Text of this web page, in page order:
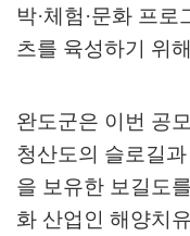
박·체험 ·문화 프로
츠를 육성하기 위
완도군은 이번 공
청산도의 슬로길
을 보유한 보길도
화 산업인 해양치